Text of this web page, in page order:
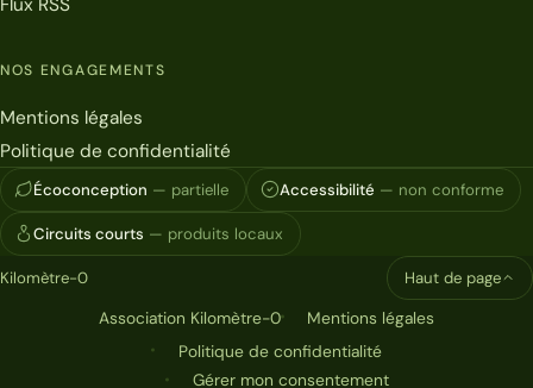
NOS ENGAGEMENTS
Mentions légales
Politique de confidentialité
Écoconception — partielle Accessibilité — non conforme
Circuits courts — produits locaux
Kilomètre-0
Association Kilomètre-0
Mentions légales
Politique de confidentialité
Gérer mon consentement
Haut de page